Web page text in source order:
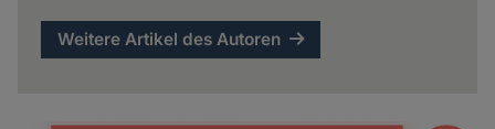
Weitere Artikel des Autoren